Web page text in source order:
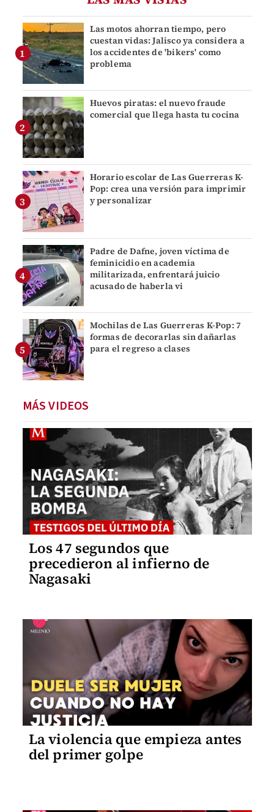
Las motos ahorran tiempo, pero
cuestan vidas: Jalisco ya considera a
los accidentes de 'bikers' como
problema
Huevos piratas: el nuevo fraude
comercial que llega hasta tu cocina
Horario escolar de Las Guerreras K-
Pop: crea una versión para imprimir
y personalizar
Padre de Dafne, joven víctima de
feminicidio en academia
militarizada, enfrentará juicio
acusado de haberla vi
Mochilas de Las Guerreras K-Pop: 7
formas de decorarlas sin dañarlas
para el regreso a clases
MÁS VIDEOS
Los 47 segundos que
precedieron al infierno de
Nagasaki
La violencia que empieza antes
del primer golpe